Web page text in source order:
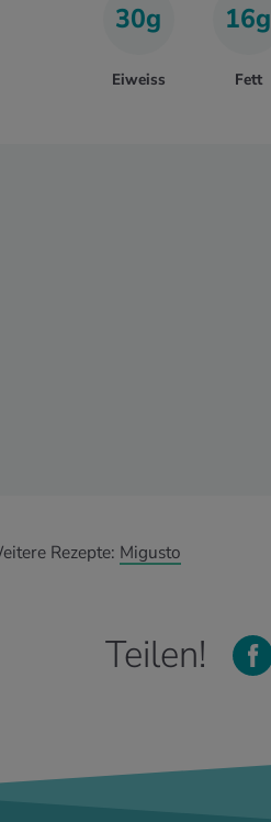
30g
Eiweiss
16g
Fett
Rezepte: Migusto
Teilen!